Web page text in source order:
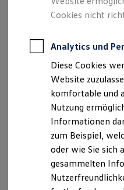
Online-
Aktionen &
Für
Profi Paket
TopDeal
Gebrauchtwagen
ProfiPartner
Zertifizierte
Finanzierung
Für
Für
Leasing
Für
Für
Versicherungen &
Garantien
Verantwortlich für die Inhalte
Vertriebs-GmbH (Impressum
Sauerbruchstraße
Montag-Freitag
Cookies nicht
Analytics und
Diese Cookies
Website
komfortable und
Nutzung
Informationen
zum Beispiel,
oder wie Sie sich
gesammelten